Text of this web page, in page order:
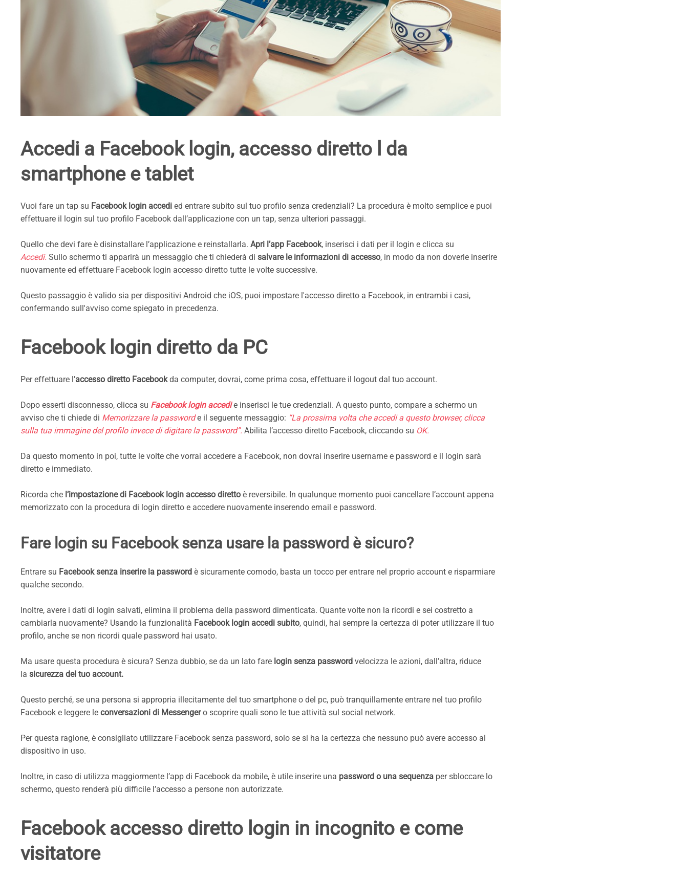
Accedi a Facebook login, accesso diretto l da
smartphone e tablet
Vuoi fare un tap su Facebook login accedi ed entrare subito sul tuo profilo senza credenziali? La procedura è molto semplice e puoi
effettuare il login sul tuo profilo Facebook dall’applicazione con un tap, senza ulteriori passaggi.
Quello che devi fare è disinstallare l’applicazione e reinstallarla. Apri l’app Facebook, inserisci i dati per il login e clicca su
Accedi. Sullo schermo ti apparirà un messaggio che ti chiederà di salvare le informazioni di accesso, in modo da non doverle inserire
nuovamente ed effettuare Facebook login accesso diretto tutte le volte successive.
Questo passaggio è valido sia per dispositivi Android che iOS, puoi impostare l'accesso diretto a Facebook, in entrambi i casi,
confermando sull'avviso come spiegato in precedenza.
Facebook login diretto da PC
Per effettuare l’accesso diretto Facebookda computer, dovrai, come prima cosa, effettuare il logout dal tuo account.
Dopo esserti disconnesso, clicca su Facebook login accedie inserisci le tue credenziali. A questo punto, compare a schermo un
avviso che ti chiede di Memorizzare la passworde il seguente messaggio: “La prossima volta che accedi a questo browser, clicca
sulla tua immagine del profilo invece di digitare la password”. Abilita l’accesso diretto Facebook, cliccando su OK.
Da questo momento in poi, tutte le volte che vorrai accedere a Facebook, non dovrai inserire username e password e il login sarà
diretto e immediato.
Ricorda che l’impostazione di Facebook login accesso diretto è reversibile. In qualunque momento puoi cancellare l’account appena
memorizzato con la procedura di login diretto e accedere nuovamente inserendo email e password.
Fare login su Facebook senza usare la password è sicuro?
Entrare su Facebook senza inserire la password è sicuramente comodo, basta un tocco per entrare nel proprio account e risparmiare
qualche secondo.
Inoltre, avere i dati di login salvati, elimina il problema della password dimenticata. Quante volte non la ricordi e sei costretto a
cambiarla nuovamente? Usando la funzionalità Facebook login accedi subito, quindi, hai sempre la certezza di poter utilizzare il tuo
profilo, anche se non ricordi quale password hai usato.
Ma usare questa procedura è sicura? Senza dubbio, se da un lato fare login senza password velocizza le azioni, dall’altra, riduce
la sicurezza del tuo account.
Questo perché, se una persona si appropria illecitamente del tuo smartphone o del pc, può tranquillamente entrare nel tuo profilo
Facebook e leggere le conversazioni di Messengero scoprire quali sono le tue attività sul social network.
Per questa ragione, è consigliato utilizzare Facebook senza password, solo se si ha la certezza che nessuno può avere accesso al
dispositivo in uso.
Inoltre, in caso di utilizza maggiormente l’app di Facebook da mobile, è utile inserire una password o una sequenza per sbloccare lo
schermo, questo renderà più difficile l’accesso a persone non autorizzate.
Facebook accesso diretto login in incognito e come
visitatore